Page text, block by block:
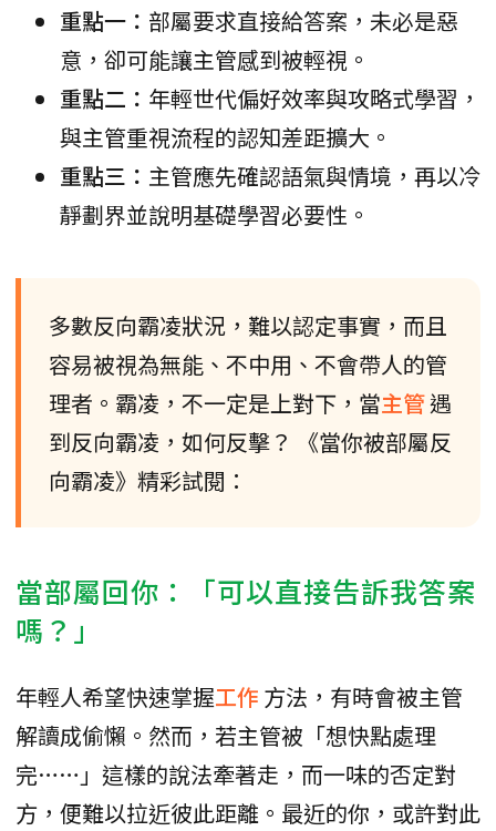
重點一： 部屬要求直接給答案，未必是惡
意，卻可能讓主管感到被輕視。
重點二： 年輕世代偏好效率與攻略式學習，
與主管重視流程的認知差距擴大。
重點三： 主管應先確認語氣與情境，再以冷
靜劃界並說明基礎學習必要性。
多數反向霸凌狀況，難以認定事實，而且
容易被視為無能、不中用、不會帶人的管
理者。霸凌，不一定是上對下，當主管遇
到反向霸凌，如何反擊？ 《當你被部屬反
向霸凌》精彩試閱：
當部屬回你：「可以直接告訴我答案
嗎？」
年輕人希望快速掌握工作 方法，有時會被主管
解讀成偷懶。然而，若主管被「想快點處理
完……」這樣的說法牽著走，而一味的否定對
方，便難以拉近彼此距離。最近的你，或許對此